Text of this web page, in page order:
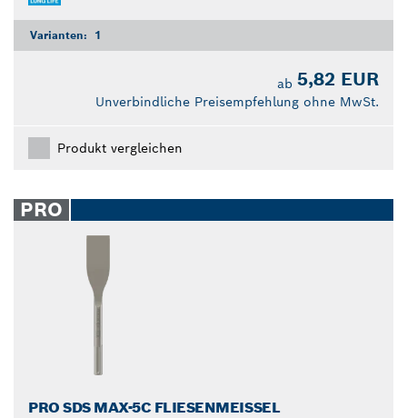
Varianten: 1
ab 5,82 EUR
Unverbindliche Preisempfehlung ohne MwSt.
Produkt vergleichen
PRO
PRO SDS MAX-5C FLIESENMEISSEL